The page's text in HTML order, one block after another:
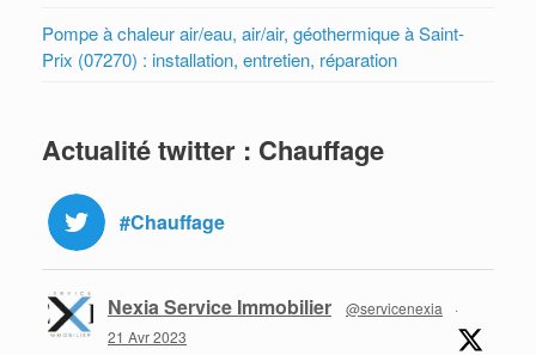
Pompe à chaleur air/eau, air/air, géothermique à Saint-
Prix (07270) : installation, entretien, réparation
Actualité twitter : Chauffage
#Chauffage
Nexia Service Immobilier @servicenexia
·
21 Avr 2023